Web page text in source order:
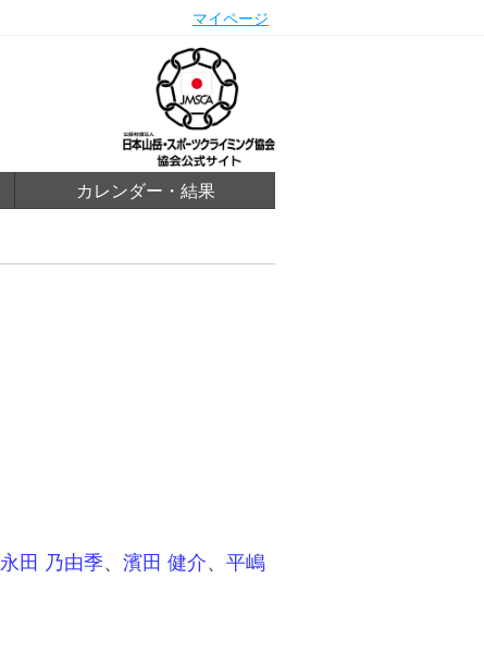
マイページ
カレンダー・結果
永田 乃由季、 濱田 健介、 平嶋